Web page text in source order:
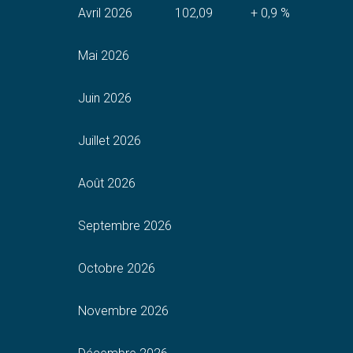
Avril 2026 102,09 + 0,9 %
Mai 2026
Juin 2026
Juillet 2026
Août 2026
Septembre 2026
Octobre 2026
Novembre 2026